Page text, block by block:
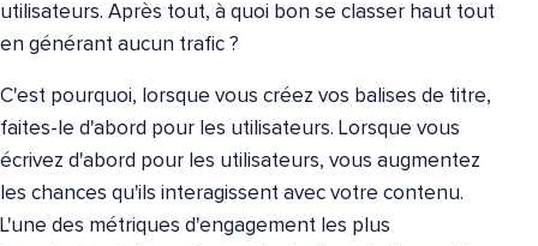
utilisateurs. Après tout, à quoi bon se classer haut tout
en générant aucun trafic ?
C'est pourquoi, lorsque vous créez vos balises de titre,
faites-le d'abord pour les utilisateurs. Lorsque vous
écrivez d'abord pour les utilisateurs, vous augmentez
les chances qu'ils interagissent avec votre contenu.
L'une des métriques d'engagement les plus